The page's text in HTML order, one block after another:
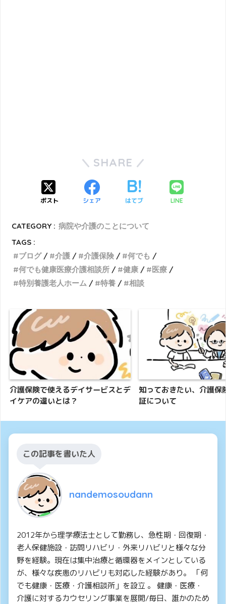
SHARE
ポスト シェア はてブ LINE
CATEGORY : 病院や介護のことについて
TAGS :
ブログ
介護 介護保険
何でも
何でも健康医療介護相談所
健康
医療
特別養護老人ホーム
特養 相談
介護保険で使えるデイサービスとデ
イケアの違いとは？
知っておきたい、介護保
証について
この記事を書いた人
nandemosoudann
2012年から理学療法士として勤務し、急性期・回復期・
老人保健施設・訪問リハビリ・外来リハビリと様々な分
野を経験。現在は集中治療と循環器をメインとしている
が、様々な疾患のリハビリも対応した経験があり。 「何
でも健康・医療・介護相談所」を設立 。 健康・医療・
介護に対するカウセリング事業を展開/毎日、誰かのため